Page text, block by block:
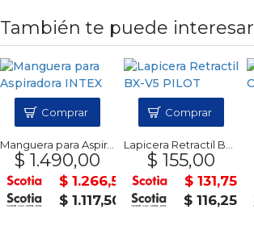
También te puede interesar
Manguera para Aspiradora INTEX
$ 1.490,00
$ 1.266,50
$ 1.117,50
Comprar
Lapicera Retractil BX-V5 PILOT
$ 155,00
$ 131,75
$ 116,25
Comprar